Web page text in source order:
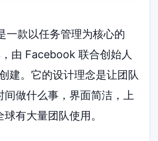
一款以任务管理为核心的
由 Facebook 联合创始人
建。它的设计理念是让团队
间做什么事，界面简洁，上
有大量团队使用。